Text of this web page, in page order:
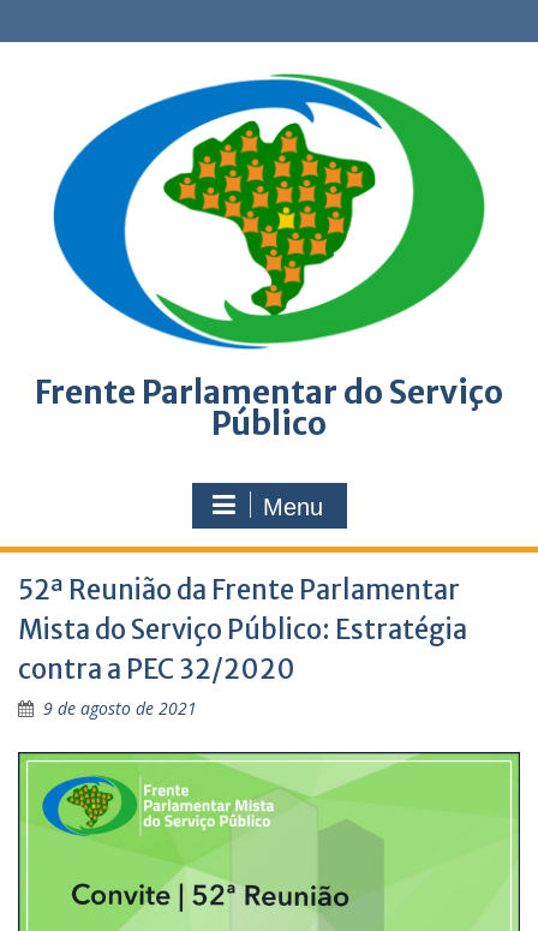
to
Frente Parlamentar do Serviço
Público
Menu
52ª Reunião da Frente Parlamentar
Mista do Serviço Público: Estratégia
contra a PEC 32/2020
9 de agosto de 2021